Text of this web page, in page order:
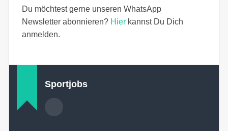
Du möchtest gerne unseren WhatsApp
Newsletter abonnieren? Hier kannst Du Dich
anmelden.
Sportjobs